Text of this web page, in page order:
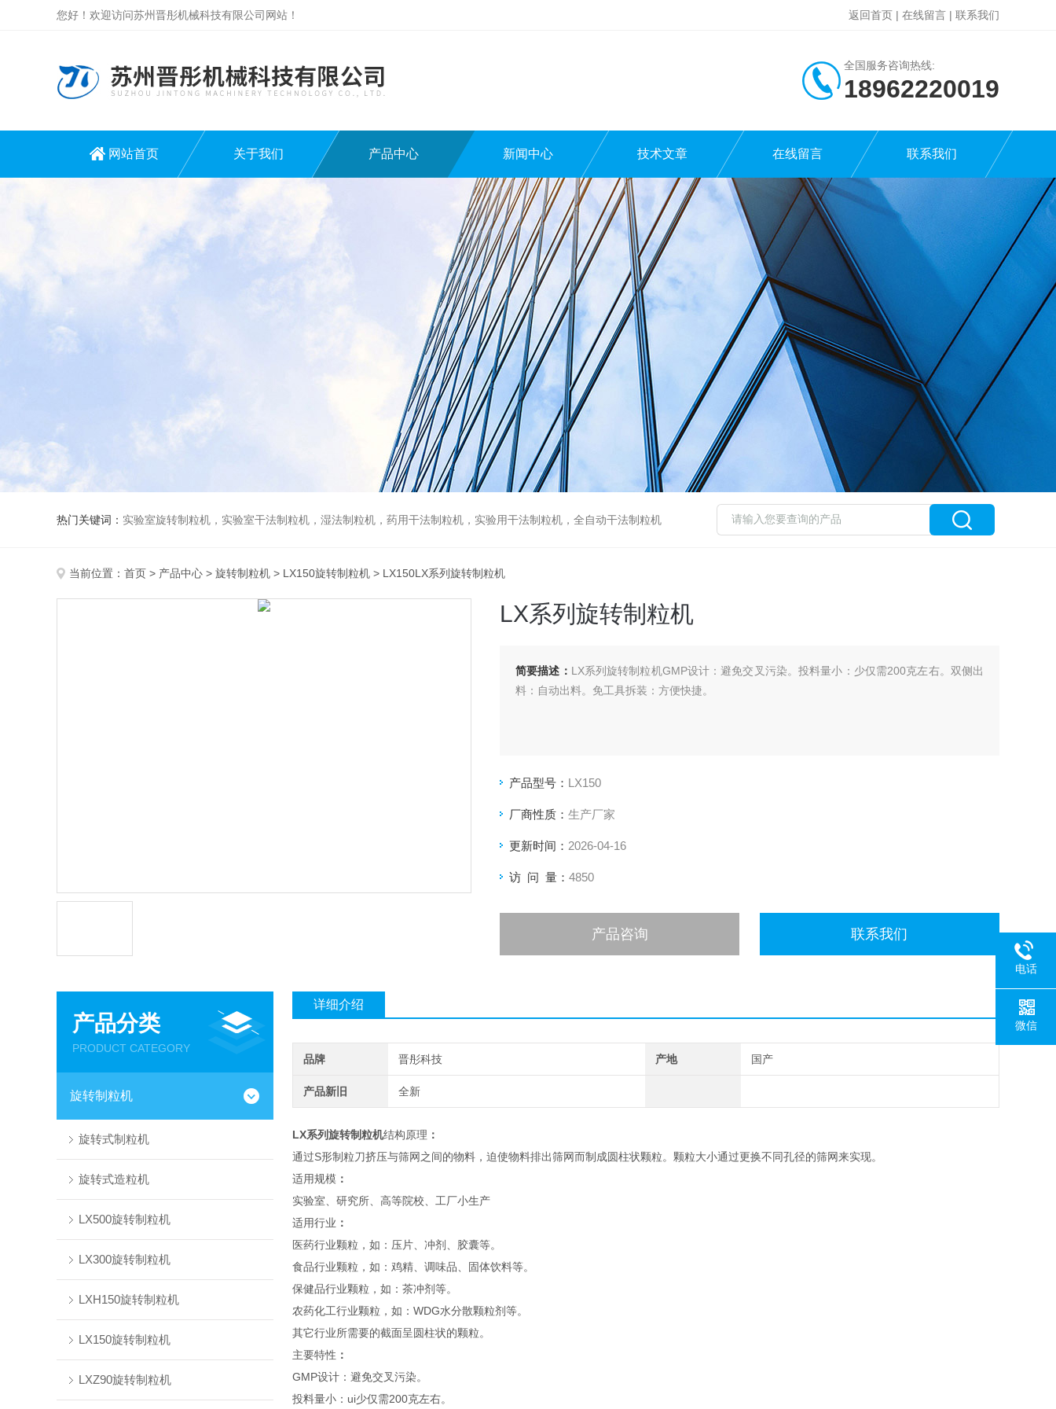
您好！欢迎访问苏州晋彤机械科技有限公司网站！ 返回首页 | 在线留言 | 联系我们
全国服务咨询热线:
18962220019
网站首页 关于我们 产品中心 新闻中心 技术文章 在线留言 联系我们
热门关键词： 实验室旋转制粒机，实验室干法制粒机，湿法制粒机，药用干法制粒机，实验用干法制粒机，全自动干法制粒机
当前位置： 首页 > 产品中心 > 旋转制粒机 > LX150旋转制粒机 > LX150LX系列旋转制粒机
LX系列旋转制粒机
简要描述： LX系列旋转制粒机GMP设计：避免交叉污染。投料量小：少仅需200克左右。双侧出
料：自动出料。免工具拆装：方便快捷。
产品型号： LX150
厂商性质： 生产厂家
更新时间： 2026-04-16
访 问 量： 4850
产品咨询 联系我们
产品分类
PRODUCT CATEGORY
旋转制粒机
旋转式制粒机
旋转式造粒机
LX500旋转制粒机
LX300旋转制粒机
LXH150旋转制粒机
LX150旋转制粒机
LXZ90旋转制粒机
详细介绍
品牌 晋彤科技 产地 国产
产品新旧 全新
LX系列旋转制粒机结构原理 ：
通过S形制粒刀挤压与筛网之间的物料，迫使物料排出筛网而制成圆柱状颗粒。颗粒大小通过更换不同孔径的筛网来实现。
适用规模 ：
实验室、研究所、高等院校、工厂小生产
适用行业 ：
医药行业颗粒，如：压片、冲剂、胶囊等。
食品行业颗粒，如：鸡精、调味品、固体饮料等。
保健品行业颗粒，如：茶冲剂等。
农药化工行业颗粒，如：WDG水分散颗粒剂等。
其它行业所需要的截面呈圆柱状的颗粒。
主要特性 ：
GMP设计：避免交叉污染。
投料量小：ui少仅需200克左右。
电话
微信